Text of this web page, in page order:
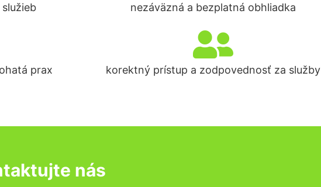
nezáväzná a bezplatná obhliadka
prax korektný prístup a zodpovednosť za služby
nás